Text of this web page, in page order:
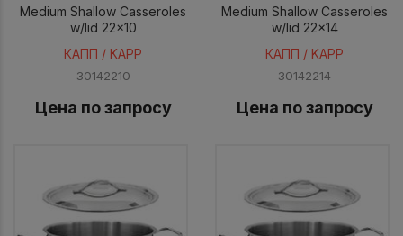
Medium Shallow Casseroles
w/lid 22x10
КАПП / KAPP
30142210
Цена по запросу
Medium Shallow Casseroles
w/lid 22x14
КАПП / KAPP
30142214
Цена по запросу